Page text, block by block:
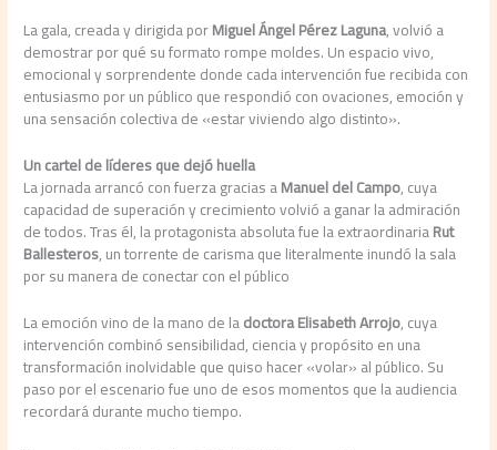
La gala, creada y dirigida porMiguel Ángel Pérez Laguna, volvió a
demostrar por qué su formato rompe moldes. Un espacio vivo,
emocional y sorprendente donde cada intervención fue recibida con
entusiasmo por un público que respondió con ovaciones, emoción y
una sensación colectiva de «estar viviendo algo distinto».
Un cartel de líderes que dejó huella
La jornada arrancó con fuerza gracias aManuel del Campo, cuya
capacidad de superación y crecimiento volvió a ganar la admiración
de todos. Tras él, la protagonista absoluta fue la extraordinariaRut
Ballesteros, un torrente de carisma que literalmente inundó la sala
por su manera de conectar con el público
La emoción vino de la mano de ladoctora Elisabeth Arrojo, cuya
intervención combinó sensibilidad, ciencia y propósito en una
transformación inolvidable que quiso hacer «volar» al público. Su
paso por el escenario fue uno de esos momentos que la audiencia
recordará durante mucho tiempo.